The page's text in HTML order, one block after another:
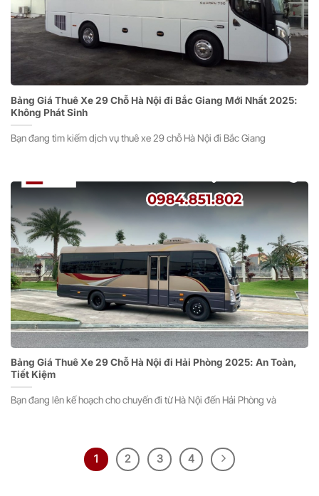
Bảng Giá Thuê Xe 29 Chỗ Hà Nội đi Bắc Giang Mới Nhất 2025:
Không Phát Sinh
Bạn đang tìm kiếm dịch vụ thuê xe 29 chỗ Hà Nội đi Bắc Giang
Bảng Giá Thuê Xe 29 Chỗ Hà Nội đi Hải Phòng 2025: An Toàn,
Tiết Kiệm
Bạn đang lên kế hoạch cho chuyến đi từ Hà Nội đến Hải Phòng và
1 2 3 4